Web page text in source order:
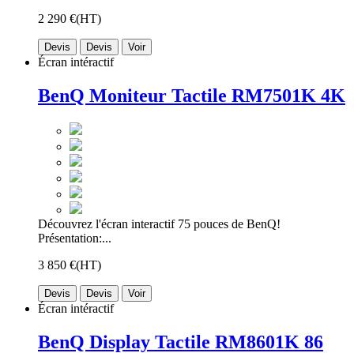
2 290 €(HT)
Devis Devis Voir
Écran intéractif
BenQ Moniteur Tactile RM7501K 4K
Découvrez l'écran interactif 75 pouces de BenQ!
Présentation:...
3 850 €(HT)
Devis Devis Voir
Écran intéractif
BenQ Display Tactile RM8601K 86